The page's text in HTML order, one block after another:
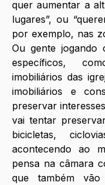
quer aumentar a
lugares”, ou
por exemplo, nas
Ou gente jogando
específicos,
imobiliários das
imobiliários e
preservar
vai tentar
bicicletas,
acontecendo ao
pensa na câmara
que também